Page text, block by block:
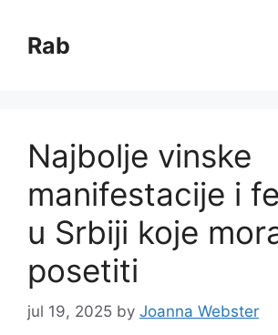
content
Rab
Najbolje vinske
manifestacije i
u Srbiji koje
posetiti
jul 19, 2025 by Joanna Webster